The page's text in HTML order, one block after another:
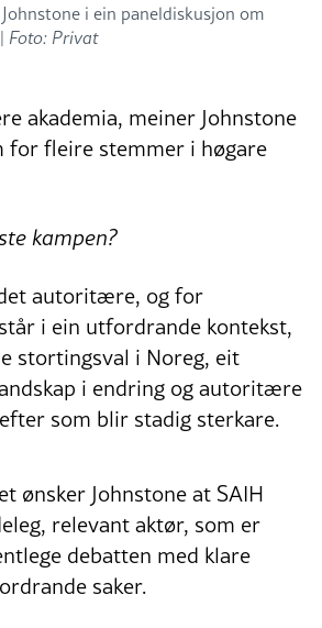
i ein paneldiskusjon om
Foto: Privat
akademia, meiner Johnstone
for fleire stemmer i høgare
kampen?
autoritære, og for
i ein utfordrande kontekst,
stortingsval i Noreg, eit
i endring og autoritære
som blir stadig sterkare.
ønsker Johnstone at SAIH
relevant aktør, som er
debatten med klare
saker.